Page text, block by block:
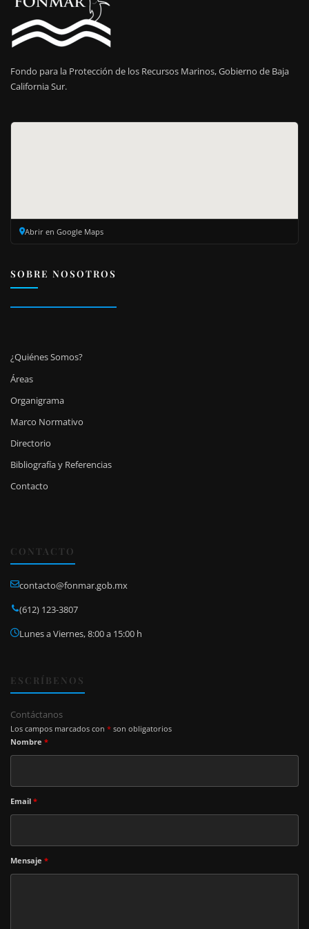
Fondo para la Protección de los Recursos Marinos, Gobierno de Baja
California Sur.
Abrir en Google Maps
SOBRE NOSOTROS
¿Quiénes Somos?
Áreas
Organigrama
Marco Normativo
Directorio
Bibliografía y Referencias
Contacto
CONTACTO
contacto@fonmar.gob.mx
(612) 123-3807
Lunes a Viernes, 8:00 a 15:00 h
ESCRÍBENOS
Contáctanos
Los campos marcados con * son obligatorios
Nombre *
Email *
Mensaje *